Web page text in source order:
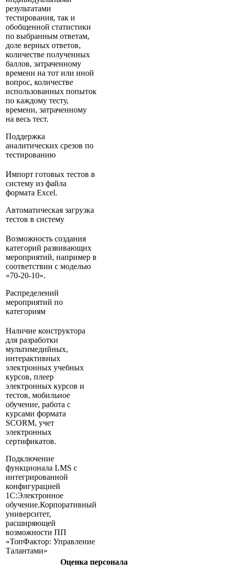
результатами
тестирования, так и
обобщенной статистики
по выбранным ответам,
доле верных ответов,
количестве полученных
баллов, затраченному
времени на тот или иной
вопрос, количестве
использованных попыток
по каждому тесту,
времени, затраченному
на весь тест.
Поддержка
аналитических срезов по
тестированию
Импорт готовых тестов в
систему из файла
формата Excel.
Автоматическая загрузка
тестов в систему
Возможность создания
категорий развивающих
мероприятий, например в
соответствии с моделью
«70-20-10».
Распределений
мероприятий по
категориям
Наличие конструктора
для разработки
мультимедийных,
интерактивных
электронных учебных
курсов, плеер
электронных курсов и
тестов, мобильное
обучение, работа с
курсами формата
SCORM, учет
электронных
сертификатов.
Подключение
функционала LMS с
интегрированной
конфигурацией
1С:Электронное
обучение.Корпоративный
университет,
расширяющей
возможности ПП
«ТопФактор: Управление
Талантами»
Оценка персонала